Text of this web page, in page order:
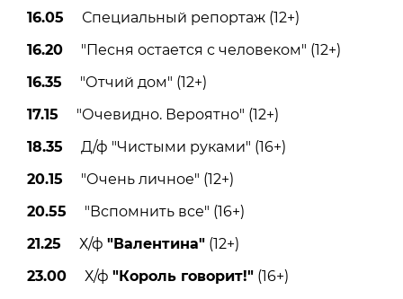
16.05 Специальный репортаж (12+)
16.20 "Песня остается с человеком" (12+)
16.35 "Отчий дом" (12+)
17.15 "Очевидно. Вероятно" (12+)
18.35 Д/ф "Чистыми руками" (16+)
20.15 "Очень личное" (12+)
20.55 "Вспомнить все" (16+)
21.25 Х/ф "Валентина" (12+)
23.00 Х/ф "Король говорит!" (16+)